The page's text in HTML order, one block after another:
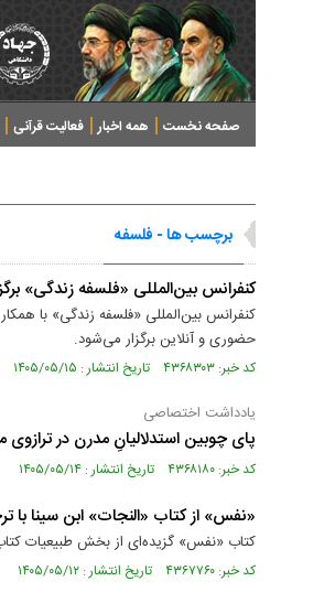
صفحه نخست همه اخبار فعالیت قرآنی
برچسب ها - فلسفه
کنفرانس بین‌المللی «فلسفه زندگی»
کنفرانس بین‌المللی «فلسفه زندگی» با
حضوری و آنلاین برگزار می‌شود.
کد خبر: ۴۳۶۸۳۰۳ تاریخ انتشار : ۱۴۰۵/۰۵/۱۵
یادداشت اختصاصی
پای چوبین استدلالیانِ مدرن در ترازوی
کد خبر: ۴۳۶۸۱۸۰ تاریخ انتشار : ۱۴۰۵/۰۵/۱۴
«نفس» از کتاب «النجات» ابن‌ سینا
کتاب «نفس» گزیده‌ای از بخش طبیعیات
کد خبر: ۴۳۶۷۷۶۰ تاریخ انتشار : ۱۴۰۵/۰۵/۱۲